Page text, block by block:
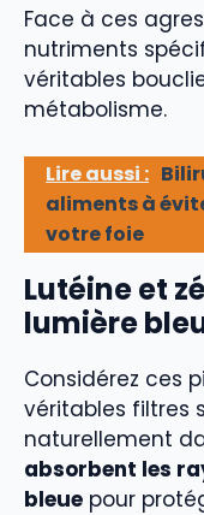
Face à ces
nutriments
véritables
métabolisme.
Lire aussi :
aliments à
votre foie
Lutéine et
lumière
Considérez ces
véritables filtres
naturellement
absorbent les
bleue pour